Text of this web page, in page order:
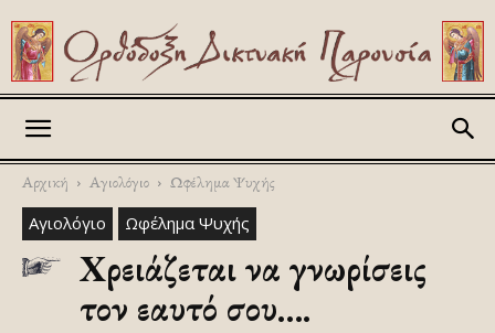
Αρχική Αγιολόγιο Ωφέλημα Ψυχής
Αγιολόγιο Ωφέλημα Ψυχής
Χρειάζεται να γνωρίσεις
τον εαυτό σου….